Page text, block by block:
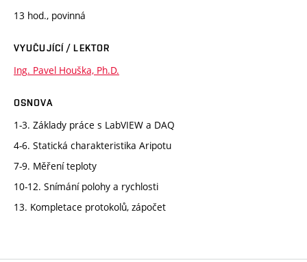
13 hod., povinná
VYUČUJÍCÍ / LEKTOR
Ing. Pavel Houška, Ph.D.
OSNOVA
1-3. Základy práce s LabVIEW a DAQ
4-6. Statická charakteristika Aripotu
7-9. Měření teploty
10-12. Snímání polohy a rychlosti
13. Kompletace protokolů, zápočet